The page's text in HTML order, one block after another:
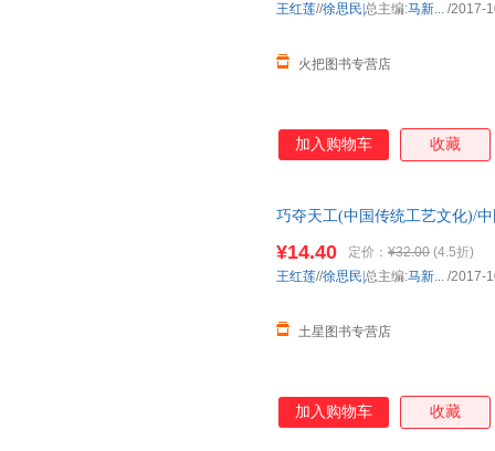
火把图书专营店
王红莲//徐思民| 总主编:马新... /2017-
加入购物车 收藏
巧夺天工(中国传统工艺文化)/
¥14.40 定价： ¥32.00 (4.5折)
土星图书专营店
王红莲//徐思民| 总主编:马新... /2017-
加入购物车 收藏